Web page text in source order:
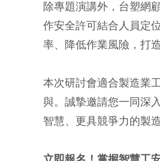
除專題演講外，台塑網
作安全許可結合人員定
率、降低作業風險，打
本次研討會適合製造業
與。誠摯邀請您一同深
智慧、更具競爭力的製造